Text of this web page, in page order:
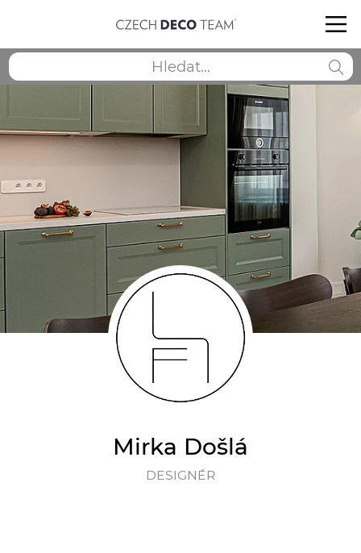
Mirka Došlá
DESIGNÉR